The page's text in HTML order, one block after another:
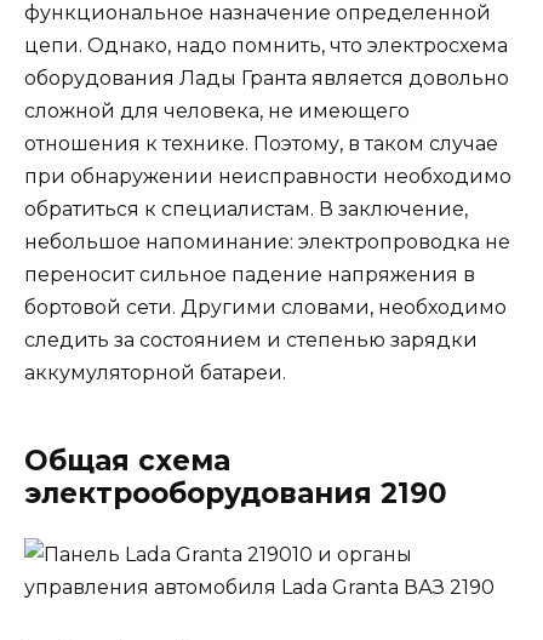
функциональное назначение определенной
цепи. Однако, надо помнить, что электросхема
оборудования Лады Гранта является довольно
сложной для человека, не имеющего
отношения к технике. Поэтому, в таком случае
при обнаружении неисправности необходимо
обратиться к специалистам. В заключение,
небольшое напоминание: электропроводка не
переносит сильное падение напряжения в
бортовой сети. Другими словами, необходимо
следить за состоянием и степенью зарядки
аккумуляторной батареи.
Общая схема
электрооборудования 2190